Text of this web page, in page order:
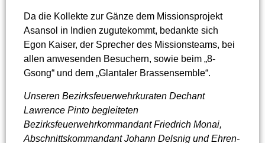
Da die Kollekte zur Gänze dem Missionsprojekt
Asansol in Indien zugutekommt, bedankte sich
Egon Kaiser, der Sprecher des Missionsteams, bei
allen anwesenden Besuchern, sowie beim „8-
Gsong“ und dem „Glantaler Brassensemble“.
Unseren Bezirksfeuerwehrkuraten Dechant
Lawrence Pinto begleiteten
Bezirksfeuerwehrkommandant Friedrich Monai,
Abschnittskommandant Johann Delsnig und Ehren-